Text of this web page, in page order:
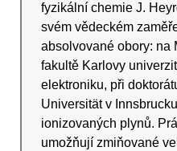
fyzikální chemie J.
svém vědeckém
absolvované obory: na
fakultě Karlovy
elektroniku, při
Universität v
ionizovaných plynů.
umožňují zmiňované